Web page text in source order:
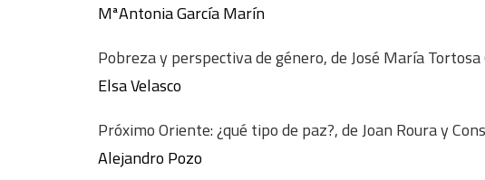
MªAntonia García Marín
Pobreza y perspectiva de género, de José María Tortosa
Elsa Velasco
Próximo Oriente: ¿qué tipo de paz?, de Joan Roura y
Alejandro Pozo